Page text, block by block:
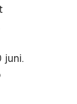
juni.